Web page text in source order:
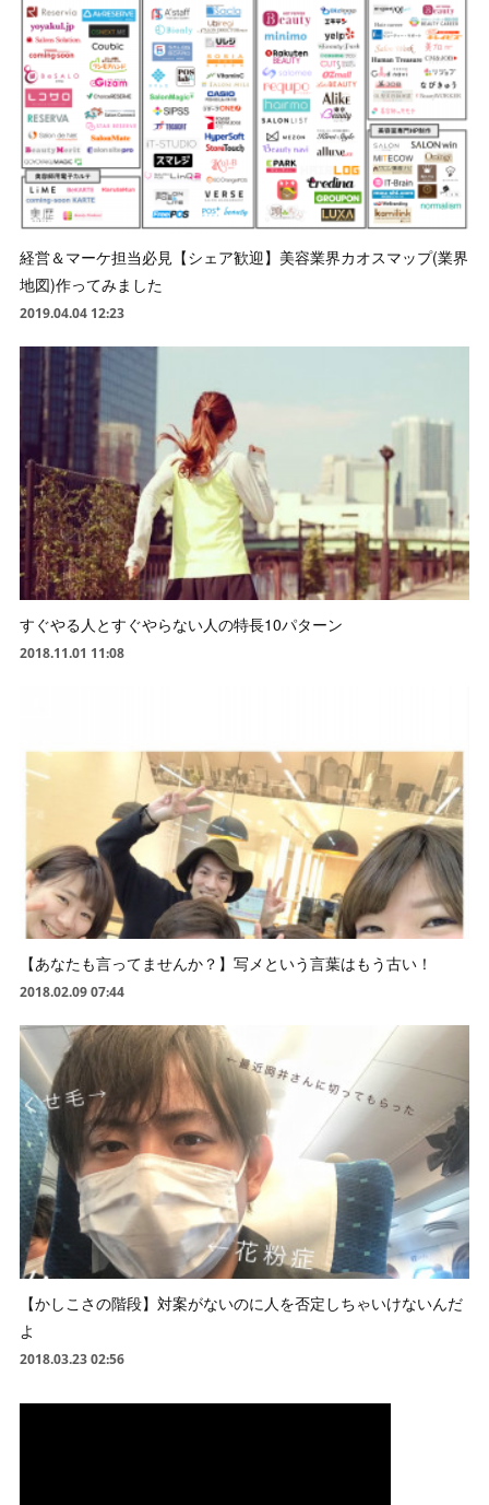
経営＆マーケ担当必見【シェア歓迎】美容業界カオスマップ(業界
地図)作ってみました
2019.04.04 12:23
すぐやる人とすぐやらない人の特長10パターン
2018.11.01 11:08
【あなたも言ってませんか？】写メという言葉はもう古い！
2018.02.09 07:44
【かしこさの階段】対案がないのに人を否定しちゃいけないんだ
よ
2018.03.23 02:56